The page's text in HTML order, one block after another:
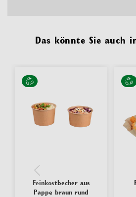
Das könnte Sie auch
Feinkostbecher aus
Pappe braun rund